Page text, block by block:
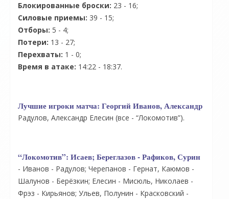
Блокированные броски: 23 - 16;
Силовые приемы: 39 - 15;
Отборы: 5 - 4;
Потери: 13 - 27;
Перехваты: 1 - 0;
Время в атаке: 14:22 - 18:37.
Лучшие игроки матча: Георгий Иванов, Александр
Радулов, Александр Елесин (все - “Локомотив”).
“Локомотив”: Исаев; Береглазов - Рафиков, Сурин
- Иванов - Радулов; Черепанов - Гернат, Каюмов -
Шалунов - Берёзкин; Елесин - Мисюль, Николаев -
Фрэз - Кирьянов; Ульев, Полунин - Красковский -